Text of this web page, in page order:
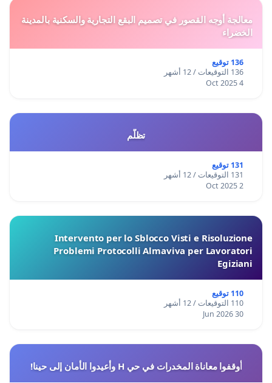
معالجة أوجه القصور في تصميم البقع التجارية والسكنية بالمدينة
الخضراء
136 توقيع
136 التوقيعات / 12 أشهر
4 Oct 2025
تظلّم
131 توقيع
131 التوقيعات / 12 أشهر
2 Oct 2025
Intervento per lo Sblocco Visti e Risoluzione
Problemi Protocolli Almaviva per Lavoratori
Egiziani
110 توقيع
110 التوقيعات / 12 أشهر
30 Jun 2026
أوقفوا معاناة المخدرات في حي H وأعيدوا الأمان إلى حينا!